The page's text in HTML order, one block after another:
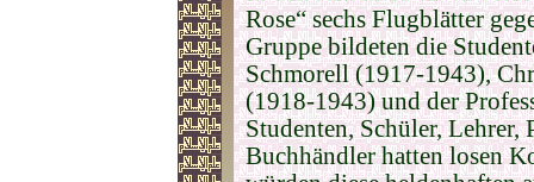
Rose“ sechs Flugblätter
Gruppe bildeten die
Schmorell (1917-1943),
(1918-1943) und der
Studenten, Schüler, Lehrer,
Buchhändler hatten losen